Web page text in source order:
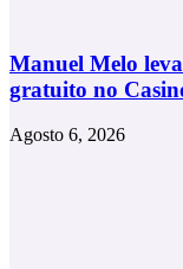
Manuel Melo
gratuito no
Agosto 6, 2026